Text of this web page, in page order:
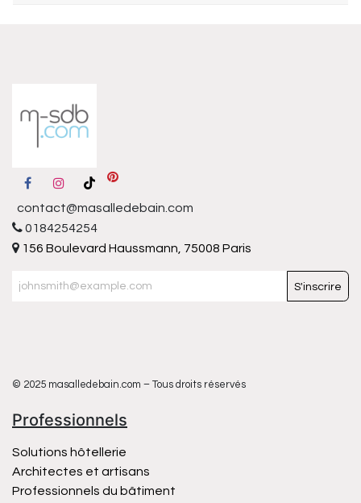
contact@masalledebain.com
0184254254
156 Boulevard Haussmann, 75008 Paris
S'inscrire
© 2025 masalledebain.com – Tous droits réservés
Professionnels
Solutions hôtellerie
Architectes et artisans
Professionnels du bâtiment